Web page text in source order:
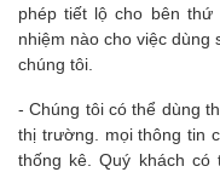
phép tiết lộ cho bên thứ
nhiệm nào cho việc dùng
chúng tôi.
- Chúng tôi có thể dùng
thị trường. mọi thông tin
thống kê. Quý khách